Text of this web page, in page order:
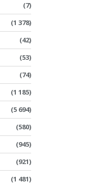
(7)
(1 378)
(42)
(53)
(74)
(1 185)
(5 694)
(580)
(945)
(921)
(1 481)